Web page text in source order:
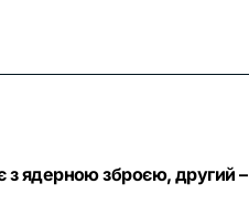
ядерною зброєю, другий –